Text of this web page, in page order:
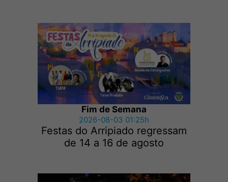
Fim de Semana
2026-08-03 01:25h
Festas do Arripiado regressam
de 14 a 16 de agosto